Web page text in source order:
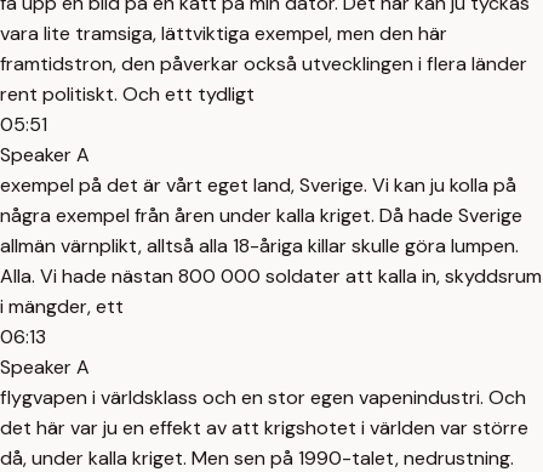
vara lite tramsiga, lättviktiga exempel, men den här
framtidstron, den påverkar också utvecklingen i flera länder
rent politiskt. Och ett tydligt
05:51
Speaker A
exempel på det är vårt eget land, Sverige. Vi kan ju kolla på
några exempel från åren under kalla kriget. Då hade Sverige
allmän värnplikt, alltså alla 18-åriga killar skulle göra lumpen.
Alla. Vi hade nästan 800 000 soldater att kalla in, skyddsrum
i mängder, ett
06:13
Speaker A
flygvapen i världsklass och en stor egen vapenindustri. Och
det här var ju en effekt av att krigshotet i världen var större
då, under kalla kriget. Men sen på 1990-talet, nedrustning.